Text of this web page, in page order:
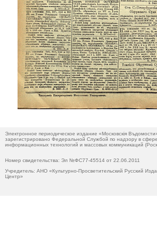
Электронное периодическое издание «Московскiя
зарегистрировано Федеральной Службой по надзору в сфере
информационных технологий и массовых коммуникаций
Номер свидетельства: Эл №ФС77-45514 от 22.06.2011
Учредитель: АНО «Культурно-Просветительский Русский
Центр»